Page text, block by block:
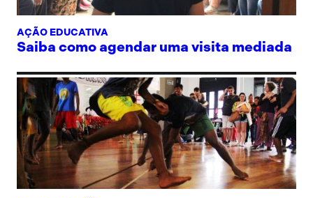
AÇÃO EDUCATIVA
Saiba como agendar uma visita mediada